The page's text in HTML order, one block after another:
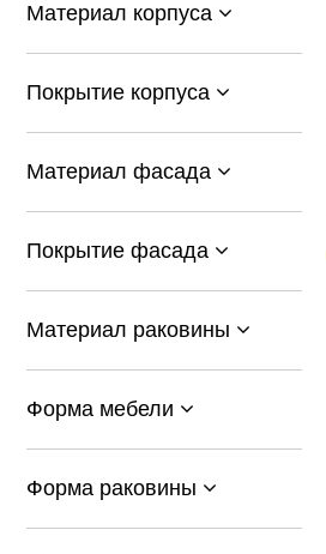
Материал корпуса
Покрытие корпуса
Материал фасада
Покрытие фасада
Материал раковины
Форма мебели
Форма раковины